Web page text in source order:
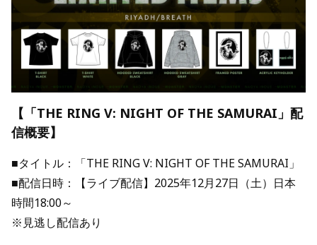
【「THE RING V: NIGHT OF THE SAMURAI」配
信概要】
■タイトル：「THE RING V: NIGHT OF THE SAMURAI」
■配信日時：【ライブ配信】2025年12月27日（土）日本
時間18:00～
※見逃し配信あり